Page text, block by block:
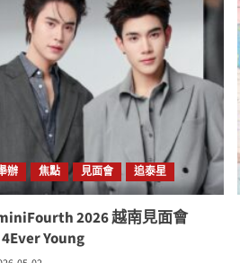
辦 焦點 見面會 追泰星
2026 越南見面會
Young